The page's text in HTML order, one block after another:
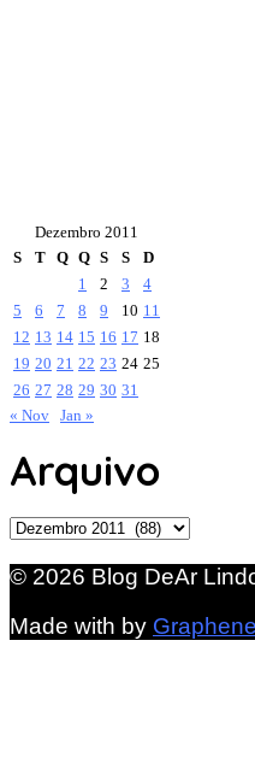
Dezembro 2011
S
T Q Q S S
D
1
2 3
4
5
6 7 8 9 10 11
12 13 14 15 16 17 18
19 20 21 22 23 24 25
26 27 28 29 30 31
« Nov Jan »
Arquivo
Arquivo
© 2026 Blog DeAr
Made with by